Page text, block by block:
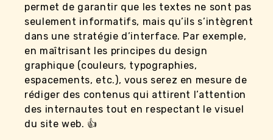
permet de garantir que les textes ne sont pas
seulement informatifs, mais qu’ils s’intègrent
dans une stratégie d’interface. Par exemple,
en maîtrisant les principes du design
graphique (couleurs, typographies,
espacements, etc.), vous serez en mesure de
rédiger des contenus qui attirent l’attention
des internautes tout en respectant le visuel
du site web. 👍